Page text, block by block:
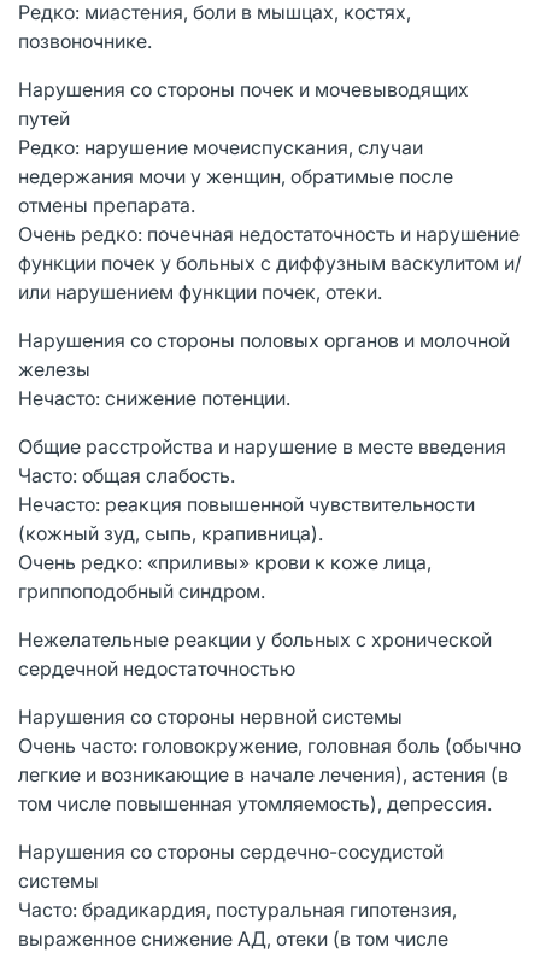
Редко: миастения, боли в мышцах, костях,
позвоночнике.
Нарушения со стороны почек и мочевыводящих
путей
Редко: нарушение мочеиспускания, случаи
недержания мочи у женщин, обратимые после
отмены препарата.
Очень редко: почечная недостаточность и нарушение
функции почек у больных с диффузным васкулитом и/
или нарушением функции почек, отеки.
Нарушения со стороны половых органов и молочной
железы
Нечасто: снижение потенции.
Общие расстройства и нарушение в месте введения
Часто: общая слабость.
Нечасто: реакция повышенной чувствительности
(кожный зуд, сыпь, крапивница).
Очень редко: «приливы» крови к коже лица,
гриппоподобный синдром.
Нежелательные реакции у больных с хронической
сердечной недостаточностью
Нарушения со стороны нервной системы
Очень часто: головокружение, головная боль (обычно
легкие и возникающие в начале лечения), астения (в
том числе повышенная утомляемость), депрессия.
Нарушения со стороны сердечно-сосудистой
системы
Часто: брадикардия, постуральная гипотензия,
выраженное снижение АД, отеки (в том числе